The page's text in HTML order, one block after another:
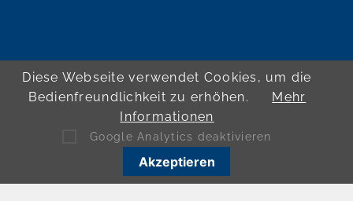
Diese Webseite verwendet Cookies, um die
Bedienfreundlichkeit zu erhöhen.
Mehr
Informationen
Google Analytics deaktivieren
Akzeptieren